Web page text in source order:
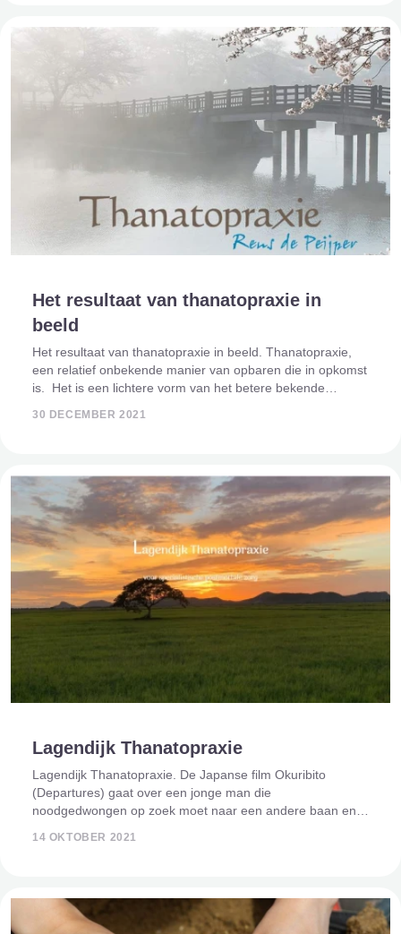
Het resultaat van thanatopraxie in
beeld
Het resultaat van thanatopraxie in beeld. Thanatopraxie,
een relatief onbekende manier van opbaren die in opkomst
is. Het is een lichtere vorm van het betere bekende
30 DECEMBER 2021
Lagendijk Thanatopraxie
Lagendijk Thanatopraxie. De Japanse film Okuribito
(Departures) gaat over een jonge man die
noodgedwongen op zoek moet naar een andere baan en
14 OKTOBER 2021